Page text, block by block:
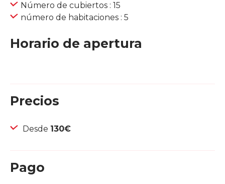
Número de cubiertos : 15
número de habitaciones : 5
Horario de apertura
Precios
Desde 130€
Pago